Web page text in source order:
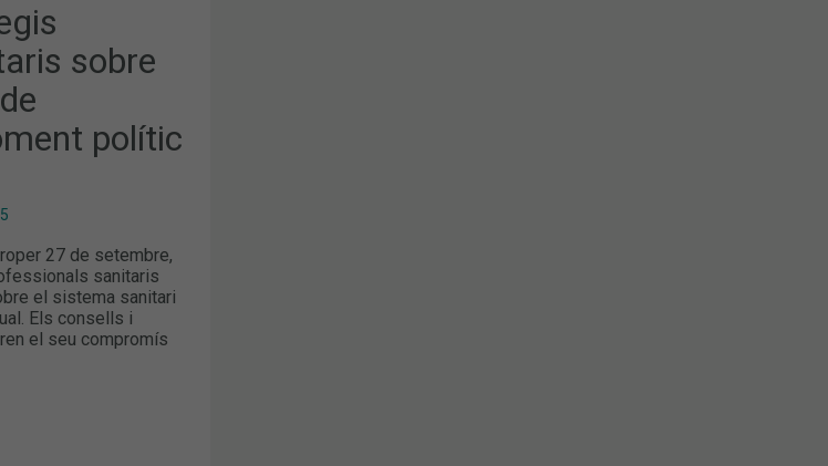
sobre
polític
27 de setembre,
sanitaris
el sistema sanitari
Els consells i
el seu compromís